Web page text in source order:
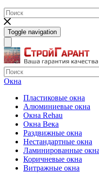
Toggle navigation
Окна
Пластиковые окна
Алюминиевые окна
Окна Rehau
Окна Века
Раздвижные окна
Нестандартные окна
Ламинированные окна
Коричневые окна
Витражные окна